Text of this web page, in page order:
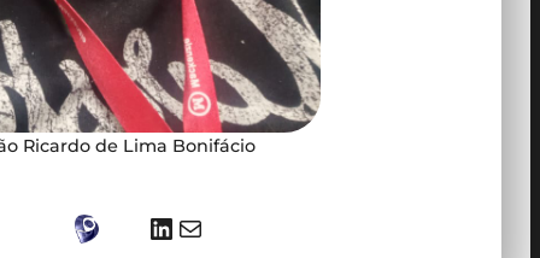
Ricardo de Lima Bonifácio
LinkedIn E-mail